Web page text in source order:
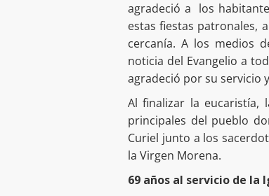
agradeció a los
estas fiestas patronales,
cercanía. A los medios
noticia del Evangelio a
agradeció por su servicio
Al finalizar la eucaristía,
principales del pueblo
Curiel junto a los
la Virgen Morena.
69 años al servicio de la